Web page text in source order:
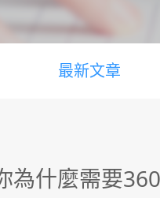
最新文章
為什麼需要